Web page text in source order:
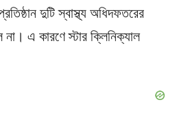
দুটি স্বাস্থ্য অধিদফতরের
এ কারণে স্টার ক্লিনিক্যাল